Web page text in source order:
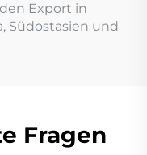
Export in
Südostasien und
Fragen